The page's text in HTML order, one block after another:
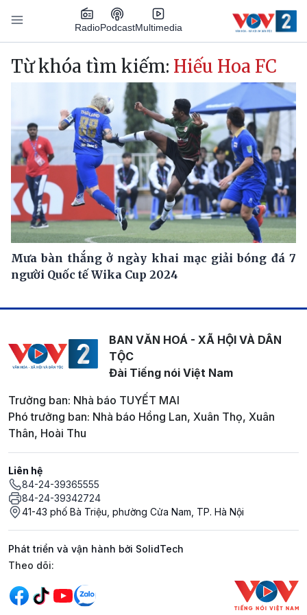
Nhảy đến nội dung
RadioPodcastMultimedia
Main navigation
Từ khóa tìm kiếm: Hiếu Hoa FC
Mưa bàn thắng ở ngày khai mạc giải bóng đá 7
người Quốc tế Wika Cup 2024
BAN VĂN HOÁ - XÃ HỘI VÀ DÂN
TỘC
Đài Tiếng nói Việt Nam
Trưởng ban: Nhà báo TUYẾT MAI
Phó trưởng ban: Nhà báo Hồng Lan, Xuân Thọ, Xuân
Thân, Hoài Thu
Liên hệ
84-24-39365555
84-24-39342724
41-43 phố Bà Triệu, phường Cửa Nam, TP. Hà Nội
Phát triển và vận hành bởi SolidTech
Mạng xã hội
Theo dõi: